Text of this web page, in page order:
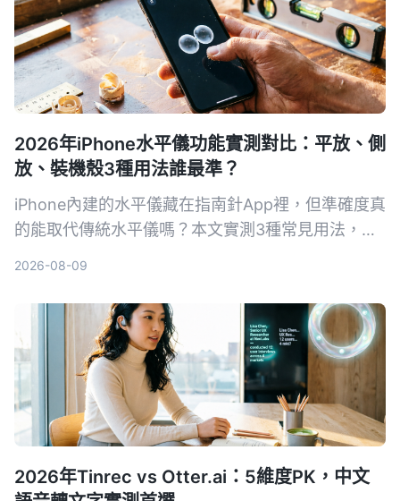
2026年iPhone水平儀功能實測對比：平放、側
放、裝機殼3種用法誰最準？
iPhone內建的水平儀藏在指南針App裡，但準確度真
的能取代傳統水平儀嗎？本文實測3種常見用法，從
2026-08-09
2026年Tinrec vs Otter.ai：5維度PK，中文